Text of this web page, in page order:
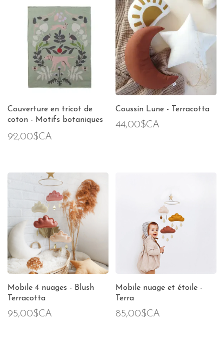
Couverture en tricot de
coton - Motifs botaniques
et animaux
92,00$CA
Coussin Lune - Terracotta
44,00$CA
Mobile 4 nuages - Blush
Terracotta
95,00$CA
Mobile nuage et étoile -
Terra
85,00$CA